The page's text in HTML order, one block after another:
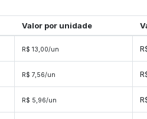
Valor por unidade
R$ 13,00/un
R$ 7,56/un
R$ 5,96/un